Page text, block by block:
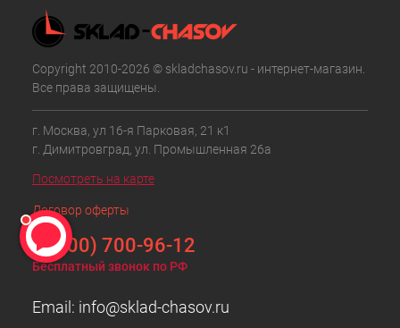
Copyright 2010-2026 © skladchasov.ru - интернет-магазин.
Все права защищены.
г. Москва, ул 16-я Парковая, 21 к1
г. Димитровград, ул. Промышленная 26а
Посмотреть на карте
Договор оферты
8 (800) 700-96-12
Бесплатный звонок по РФ
Email: info@sklad-chasov.ru